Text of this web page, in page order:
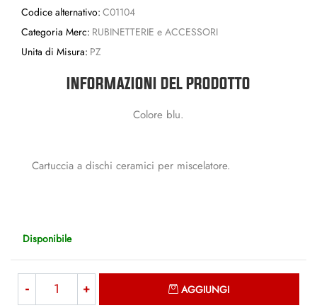
Codice alternativo: C01104
Categoria Merc: RUBINETTERIE e ACCESSORI
Unita di Misura: PZ
INFORMAZIONI DEL PRODOTTO
Colore blu.
Cartuccia a dischi ceramici per miscelatore.
Disponibile
AGGIUNGI